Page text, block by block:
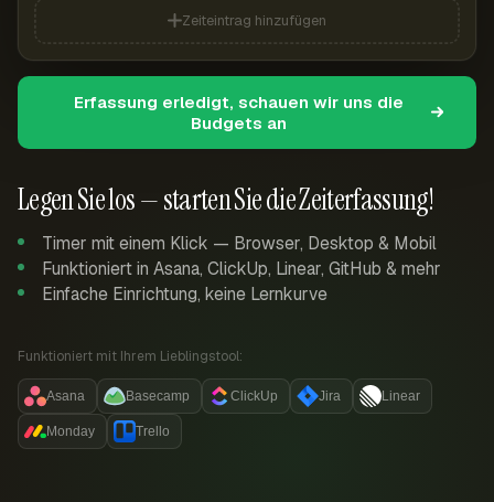
Legen Sie los — starten Sie die Zeiterfassung!
Timer mit einem Klick — Browser, Desktop & Mobil
Funktioniert in Asana, ClickUp, Linear, GitHub & mehr
Einfache Einrichtung, keine Lernkurve
Funktioniert mit Ihrem Lieblingstool:
Asana Basecamp ClickUp Jira Linear
Monday Trello
Zeiteintrag hinzufügen
Erfassung erledigt, schauen wir uns die
Budgets an